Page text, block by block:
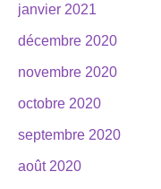
janvier 2021
décembre 2020
novembre 2020
octobre 2020
septembre 2020
août 2020